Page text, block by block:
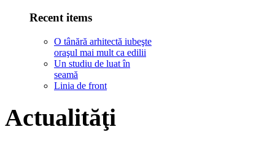
Recent items
O tânără arhitectă iubeşte
oraşul mai mult ca edilii
Un studiu de luat în
seamă
Linia de front
Actualităţi